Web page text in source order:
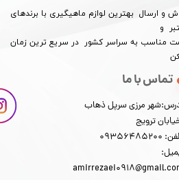
و ارسال بهترین لوازم ماهیگیری با برندهای
و
مناسب به سراسر کشور در سریع ترین زمان
تماس با ما
مرزی سرپل ذهاب
ترویج